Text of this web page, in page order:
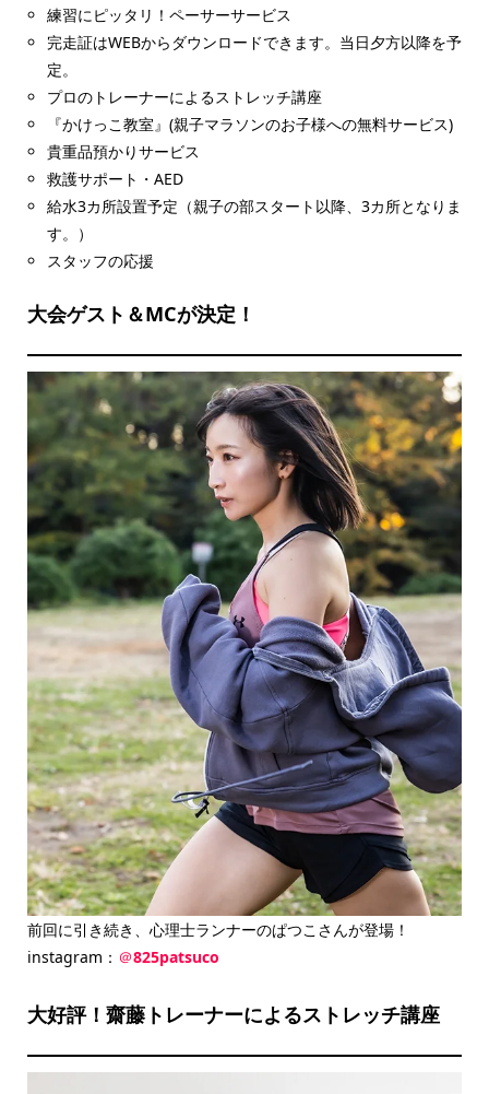
練習にピッタリ！ペーサーサービス
完走証はWEBからダウンロードできます。当日夕方以降を予
定。
プロのトレーナーによるストレッチ講座
『かけっこ教室』(親子マラソンのお子様への無料サービス)
貴重品預かりサービス
救護サポート・AED
給水3カ所設置予定（親子の部スタート以降、3カ所となりま
す。）
スタッフの応援
大会ゲスト＆MCが決定！
前回に引き続き、心理士ランナーのぱつこさんが登場！
instagram： ＠825patsuco
大好評！齋藤トレーナーによるストレッチ講座